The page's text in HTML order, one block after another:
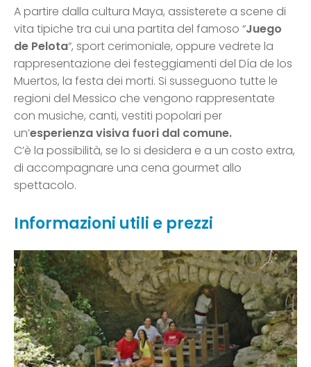
A partire dalla cultura Maya, assisterete a scene di
vita tipiche tra cui una partita del famoso “Juego
de Pelota“, sport cerimoniale, oppure vedrete la
rappresentazione dei festeggiamenti del Día de los
Muertos, la festa dei morti. Si susseguono tutte le
regioni del Messico che vengono rappresentate
con musiche, canti, vestiti popolari per
un’esperienza visiva fuori dal comune.
C’è la possibilità, se lo si desidera e a un costo extra,
di accompagnare una cena gourmet allo
spettacolo.
Informazioni utili e prezzi